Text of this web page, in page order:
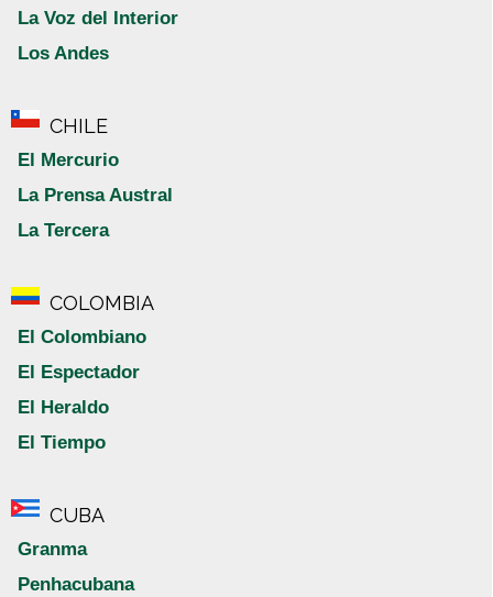
La Voz del Interior
Los Andes
CHILE
El Mercurio
La Prensa Austral
La Tercera
COLOMBIA
El Colombiano
El Espectador
El Heraldo
El Tiempo
CUBA
Granma
Penhacubana